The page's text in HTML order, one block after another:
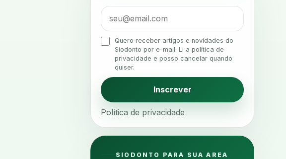
agenda inteligente
agenda odontologica
agendamento
agendamento digital
agendamento inteligente
ajuste oclusal ajuste protetico
Quero receber artigos e novidades do
Siodonto por e-mail. Li a política de
privacidade e posso cancelar quando
quiser.
Inscrever
Política de privacidade
SIODONTO PARA SUA AREA